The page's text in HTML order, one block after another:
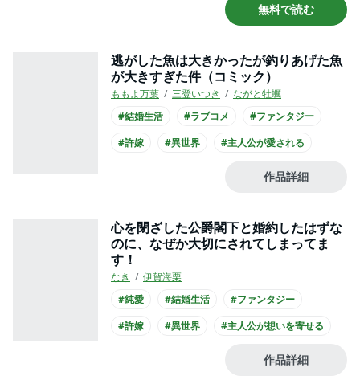
無料で読む
逃がした魚は大きかったが釣りあげた魚
が大きすぎた件（コミック）
ももよ万葉 三登いつき
ながと牡蠣
#結婚生活
#ラブコメ
#ファンタジー
#許嫁
#異世界
#主人公が愛される
#王子様系男子
作品詳細
心を閉ざした公爵閣下と婚約したはずな
のに、なぜか大切にされてしまってま
す！
なき
伊賀海栗
#純愛
#結婚生活
#ファンタジー
#許嫁
#異世界
#主人公が想いを寄せる
#ミステリアス男子
作品詳細